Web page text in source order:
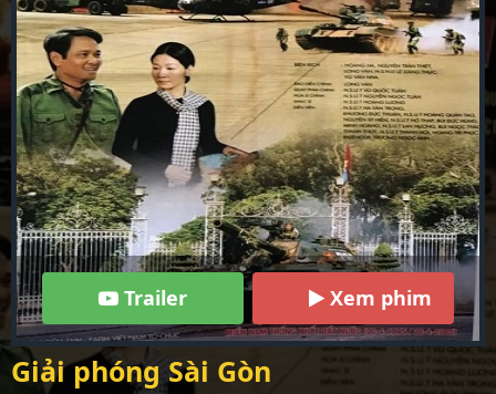
Trailer Xem phim
Giải phóng Sài Gòn